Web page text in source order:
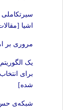
اشیا
مروری بر
یک
برای
شده]
شبکه‌ی